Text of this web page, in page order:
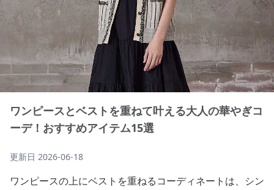
ワンピースとベストを重ねて叶える大人の華やぎコ
ーデ！おすすめアイテム15選
更新日 2026-06-18
ワンピースの上にベストを重ねるコーディネートは、シン